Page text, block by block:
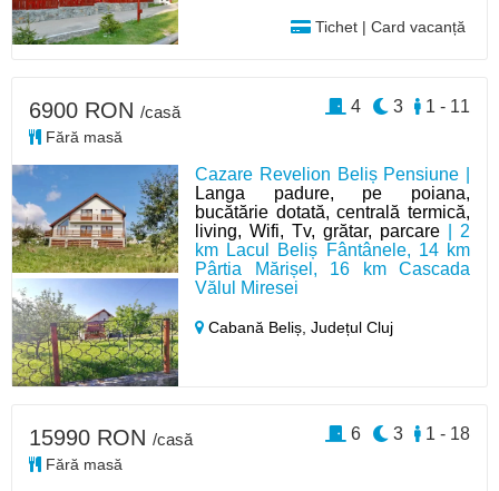
Tichet | Card vacanță
Cazare Revelion Beliș Pensiune |
Langa padure, pe poiana,
bucătărie dotată, centrală termică,
living, Wifi, Tv, grătar, parcare | 2
km Lacul Beliș Fântânele, 14 km
Pârtia Mărișel, 16 km Cascada
Vălul Miresei
Cabană Beliș,Județul Cluj
6900 RON /casă
Fără masă
1 - 11
3
4
15990 RON /casă
Fără masă
1 - 18
3
6